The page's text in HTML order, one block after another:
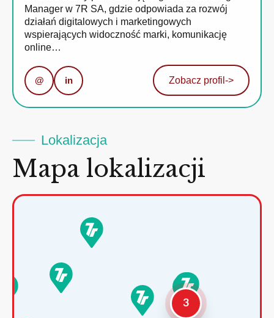
Manager w 7R SA, gdzie odpowiada za rozwój
działań digitalowych i marketingowych
wspierających widoczność marki, komunikację
online…
@ in Zobacz profil ->
Lokalizacja
Mapa lokalizacji
3